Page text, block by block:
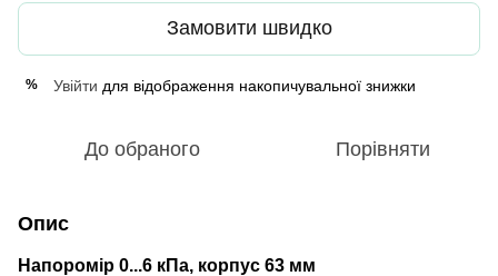
Замовити швидко
% Увійти для відображення накопичувальної знижки
До обраного Порівняти
Опис
Напоромір 0...6 кПа, корпус 63 мм